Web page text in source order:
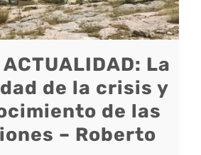
ACTUALIDAD: La
de la crisis y
de las
– Roberto